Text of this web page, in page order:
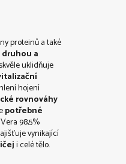
proteinů a také
druhou a
uklidňuje
hojení
rovnováhy
potřebné
98,5%
vynikající
i celé tělo.